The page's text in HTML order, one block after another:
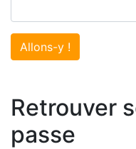
Allons-y !
Retrouver
passe